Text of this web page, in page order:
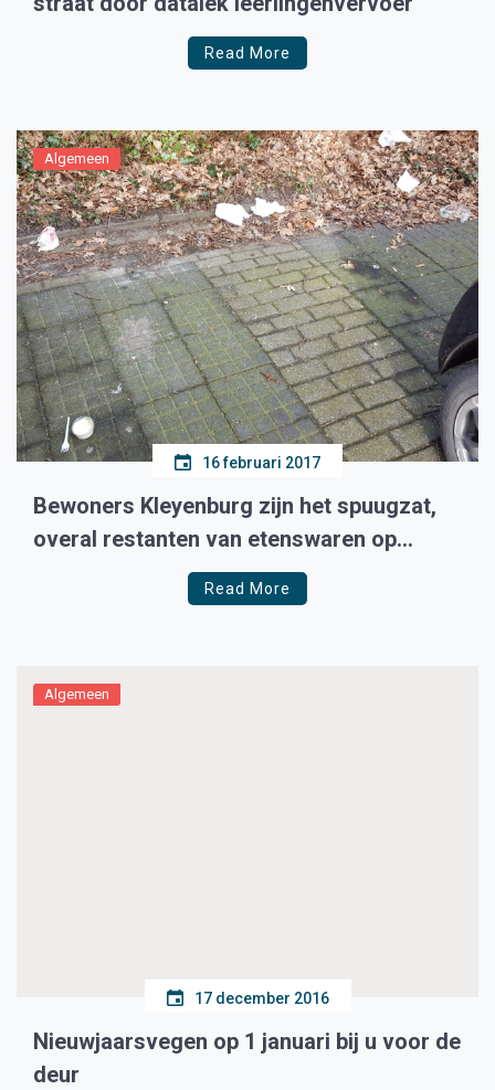
Read More
Algemeen
16 februari 2017
Bewoners Kleyenburg zijn het spuugzat,
overal restanten van etenswaren op
Read More
Algemeen
17 december 2016
Nieuwjaarsvegen op 1 januari bij u voor de
deur